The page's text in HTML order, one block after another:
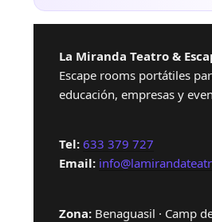
La Miranda Teatro &
Escape rooms portátiles
educación, empresas y
Tel: 633 379 727
Email:
Zona: Benaguasil · Camp